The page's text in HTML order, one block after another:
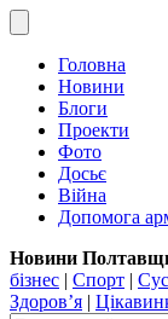
Головна
Новини
Блоги
Проекти
Фото
Досьє
Війна
Допомога
Новини
бізнес | Спорт |
Здоров’я |